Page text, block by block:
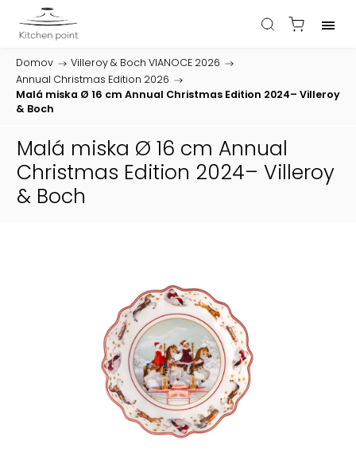
Domov / Villeroy & Boch VIANOCE 2026 /
Annual Christmas Edition 2026 /
Malá miska Ø 16 cm Annual Christmas Edition 2024– Villeroy
& Boch
Malá miska Ø 16 cm Annual
Christmas Edition 2024– Villeroy
& Boch